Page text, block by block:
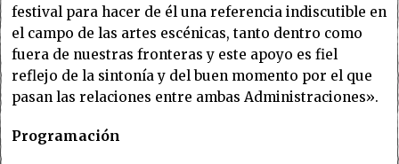
festival para hacer de él una referencia indiscutible en
el campo de las artes escénicas, tanto dentro como
fuera de nuestras fronteras y este apoyo es fiel
reflejo de la sintonía y del buen momento por el que
pasan las relaciones entre ambas Administraciones».
Programación